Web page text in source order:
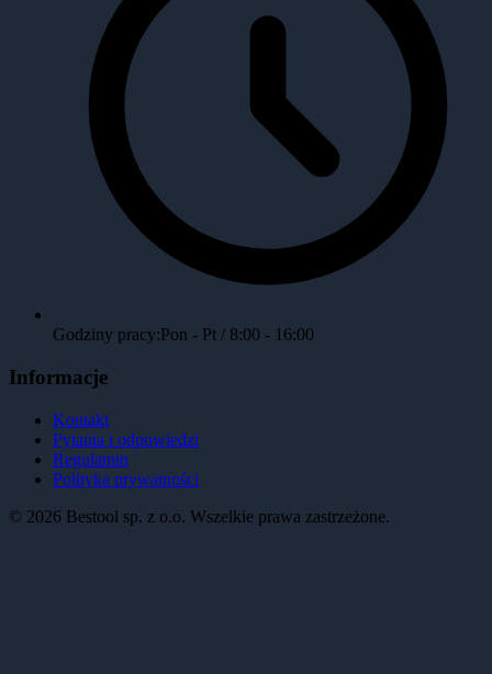
Godziny pracy:Pon - Pt / 8:00 - 16:00
Informacje
Kontakt
Pytania i odpowiedzi
Regulamin
Polityka prywatności
© 2026 Bestool sp. z o.o. Wszelkie prawa zastrzeżone.